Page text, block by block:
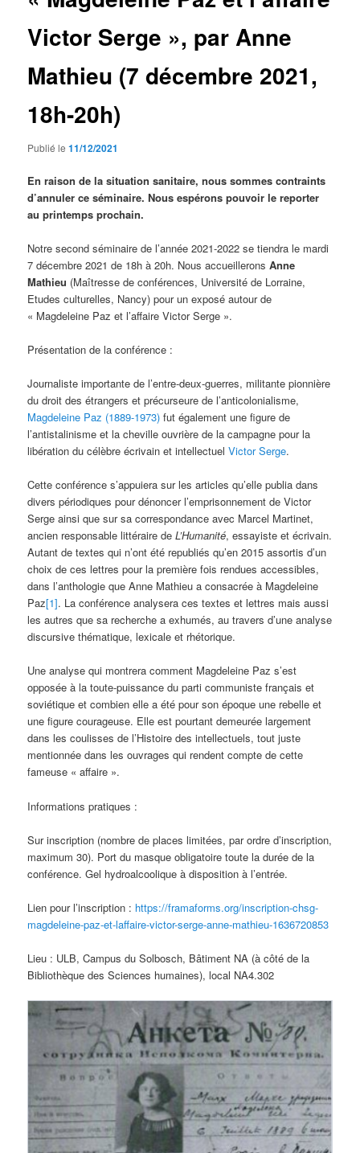
Victor Serge », par Anne
Mathieu (7 décembre 2021,
18h-20h)
Publié le11/12/2021
En raison de la situation sanitaire, nous sommes contraints
d’annuler ce séminaire. Nous espérons pouvoir le reporter
au printemps prochain.
Notre second séminaire de l’année 2021-2022 se tiendra le mardi
7 décembre 2021 de 18h à 20h. Nous accueilleronsAnne
Mathieu (Maîtresse de conférences, Université de Lorraine,
Etudes culturelles, Nancy) pour un exposé autour de
« Magdeleine Paz et l’affaire Victor Serge ».
Présentation de la conférence :
Journaliste importante de l’entre-deux-guerres, militante pionnière
du droit des étrangers et précurseure de l’anticolonialisme,
Magdeleine Paz (1889-1973) fut également une figure de
l’antistalinisme et la cheville ouvrière de la campagne pour la
libération du célèbre écrivain et intellectuelVictor Serge.
Cette conférence s’appuiera sur les articles qu’elle publia dans
divers périodiques pour dénoncer l’emprisonnement de Victor
Serge ainsi que sur sa correspondance avec Marcel Martinet,
ancien responsable littéraire deL’Humanité, essayiste et écrivain.
Autant de textes qui n’ont été republiés qu’en 2015 assortis d’un
choix de ces lettres pour la première fois rendues accessibles,
dans l’anthologie que Anne Mathieu a consacrée à Magdeleine
Paz[1]. La conférence analysera ces textes et lettres mais aussi
les autres que sa recherche a exhumés, au travers d’une analyse
discursive thématique, lexicale et rhétorique.
Une analyse qui montrera comment Magdeleine Paz s’est
opposée à la toute-puissance du parti communiste français et
soviétique et combien elle a été pour son époque une rebelle et
une figure courageuse. Elle est pourtant demeurée largement
dans les coulisses de l’Histoire des intellectuels, tout juste
mentionnée dans les ouvrages qui rendent compte de cette
fameuse « affaire ».
Informations pratiques :
Sur inscription (nombre de places limitées, par ordre d’inscription,
maximum 30). Port du masque obligatoire toute la durée de la
conférence. Gel hydroalcoolique à disposition à l’entrée.
Lien pour l’inscription : https://framaforms.org/inscription-chsg-
magdeleine-paz-et-laffaire-victor-serge-anne-mathieu-1636720853
Lieu : ULB, Campus du Solbosch, Bâtiment NA (à côté de la
Bibliothèque des Sciences humaines), local NA4.302